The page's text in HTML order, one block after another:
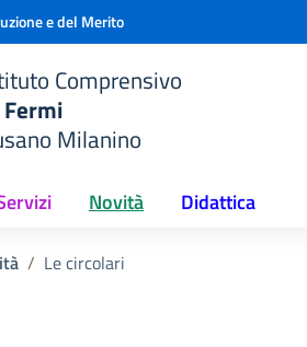
e del Merito
Comprensivo
Fermi
Milanino
Novità Didattica
Le circolari